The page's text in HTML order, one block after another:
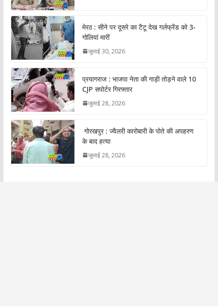
मेरठ : सीने पर दूसरे का टैटू देख गर्लफ्रेंड को 3-
गोलियां मारीं
जुलाई 30, 2026
प्रयागराज : भाजपा नेता की गाड़ी तोड़ने वाले 10
CJP सपोर्टर गिरफ्तार
जुलाई 28, 2026
गोरखपुर : ज्वैलरी कारोबारी के पोते की अपहरण
के बाद हत्या
जुलाई 28, 2026